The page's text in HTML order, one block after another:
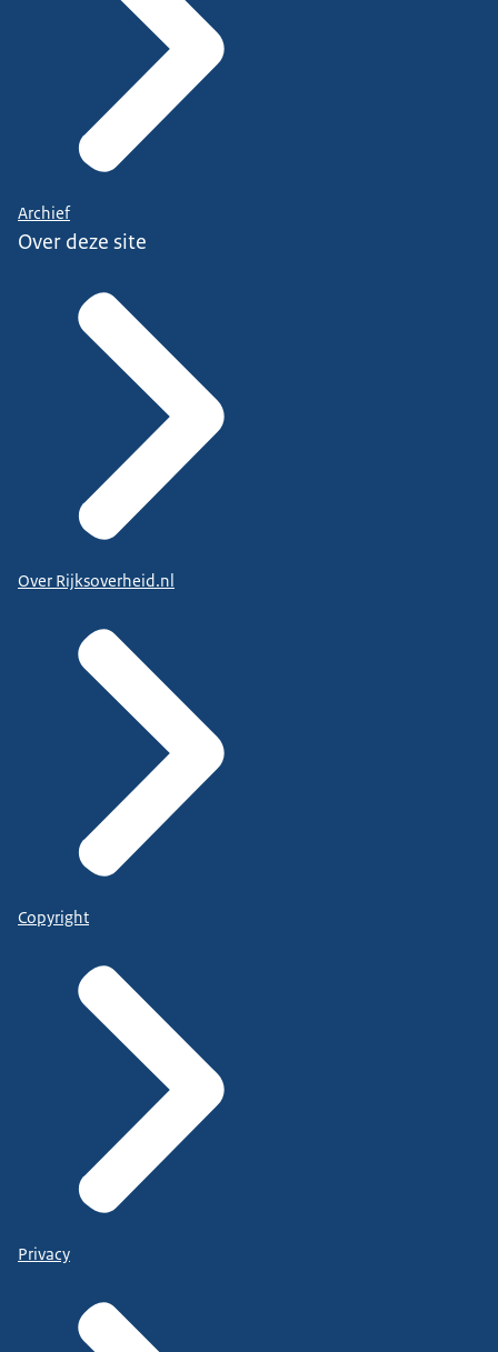
Archief
Over deze site
Over Rijksoverheid.nl
Copyright
Privacy